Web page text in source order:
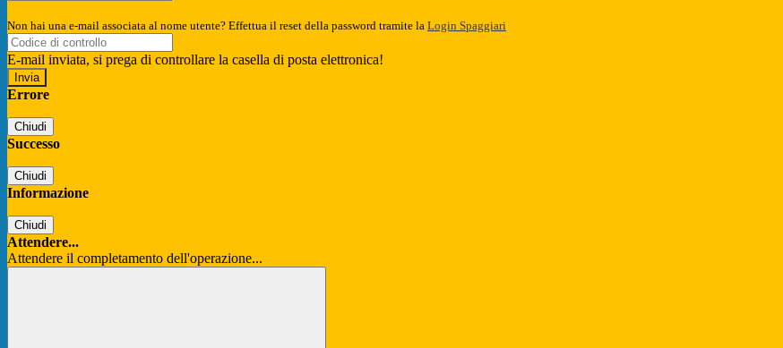
Non hai una e-mail associata al nome utente? Effettua il reset della password tramite la Login Spaggiari
E-mail inviata, si prega di controllare la casella di posta elettronica!
Errore
Chiudi
Successo
Chiudi
Informazione
Chiudi
Attendere...
Attendere il completamento dell'operazione...